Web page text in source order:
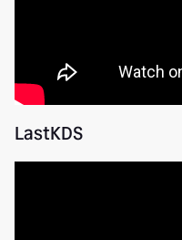
LastKDS